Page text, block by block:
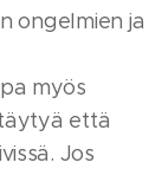
ongelmien ja
myös
että
Jos